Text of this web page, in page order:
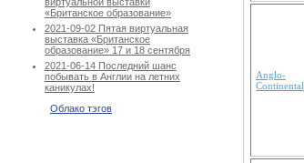
«Британское образование»
2021-09-02 Пятая виртуальная
выставка «Британское
образование» 17 и 18 сентября
2021-06-14 Последний шанс
побывать в Англии на летних
каникулах!
Облако тэгов
Anglo-
Continental